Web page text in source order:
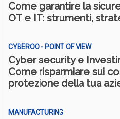
Come garantire la
OT e IT: strumenti,
CYBEROO - POINT OF VIEW
Cyber security e
Come risparmiare sui
protezione della tua
MANUFACTURING